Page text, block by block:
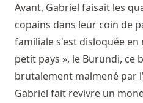
Avant, Gabriel faisait les
copains dans leur coin de
familiale s'est disloquée
petit pays », le Burundi, ce
brutalement malmené par
Gabriel fait revivre un